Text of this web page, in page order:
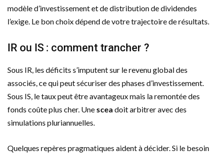
modèle d’investissement et de distribution de dividendes
l’exige. Le bon choix dépend de votre trajectoire de résultats.
IR ou IS : comment trancher ?
Sous IR, les déficits s’imputent sur le revenu global des
associés, ce qui peut sécuriser des phases d’investissement.
Sous IS, le taux peut être avantageux mais la remontée des
fonds coûte plus cher. Une scea doit arbitrer avec des
simulations pluriannuelles.
Quelques repères pragmatiques aident à décider. Si le besoin